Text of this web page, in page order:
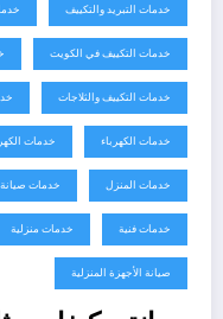
خدمات التبريد والتكييف
خدمات التكييف في الكويت
خدمات التكييف والثلاجات
خدمات الكهرباء خدمات
خدمات المنزل خدمات صيانة
خدمات فنية خدمات منزلية
صيانة الأجهزة المنزلية